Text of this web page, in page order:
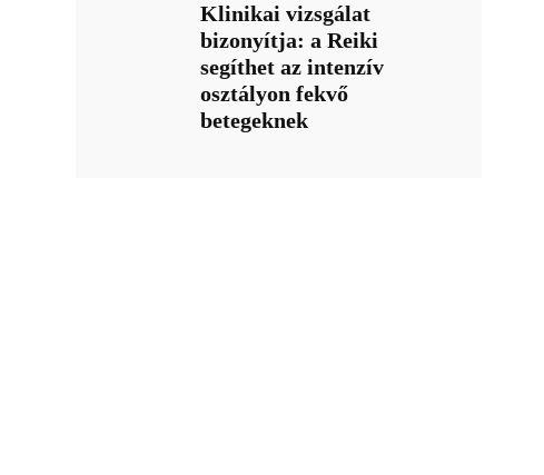
Klinikai vizsgálat
bizonyítja: a Reiki
segíthet az intenzív
osztályon fekvő
betegeknek